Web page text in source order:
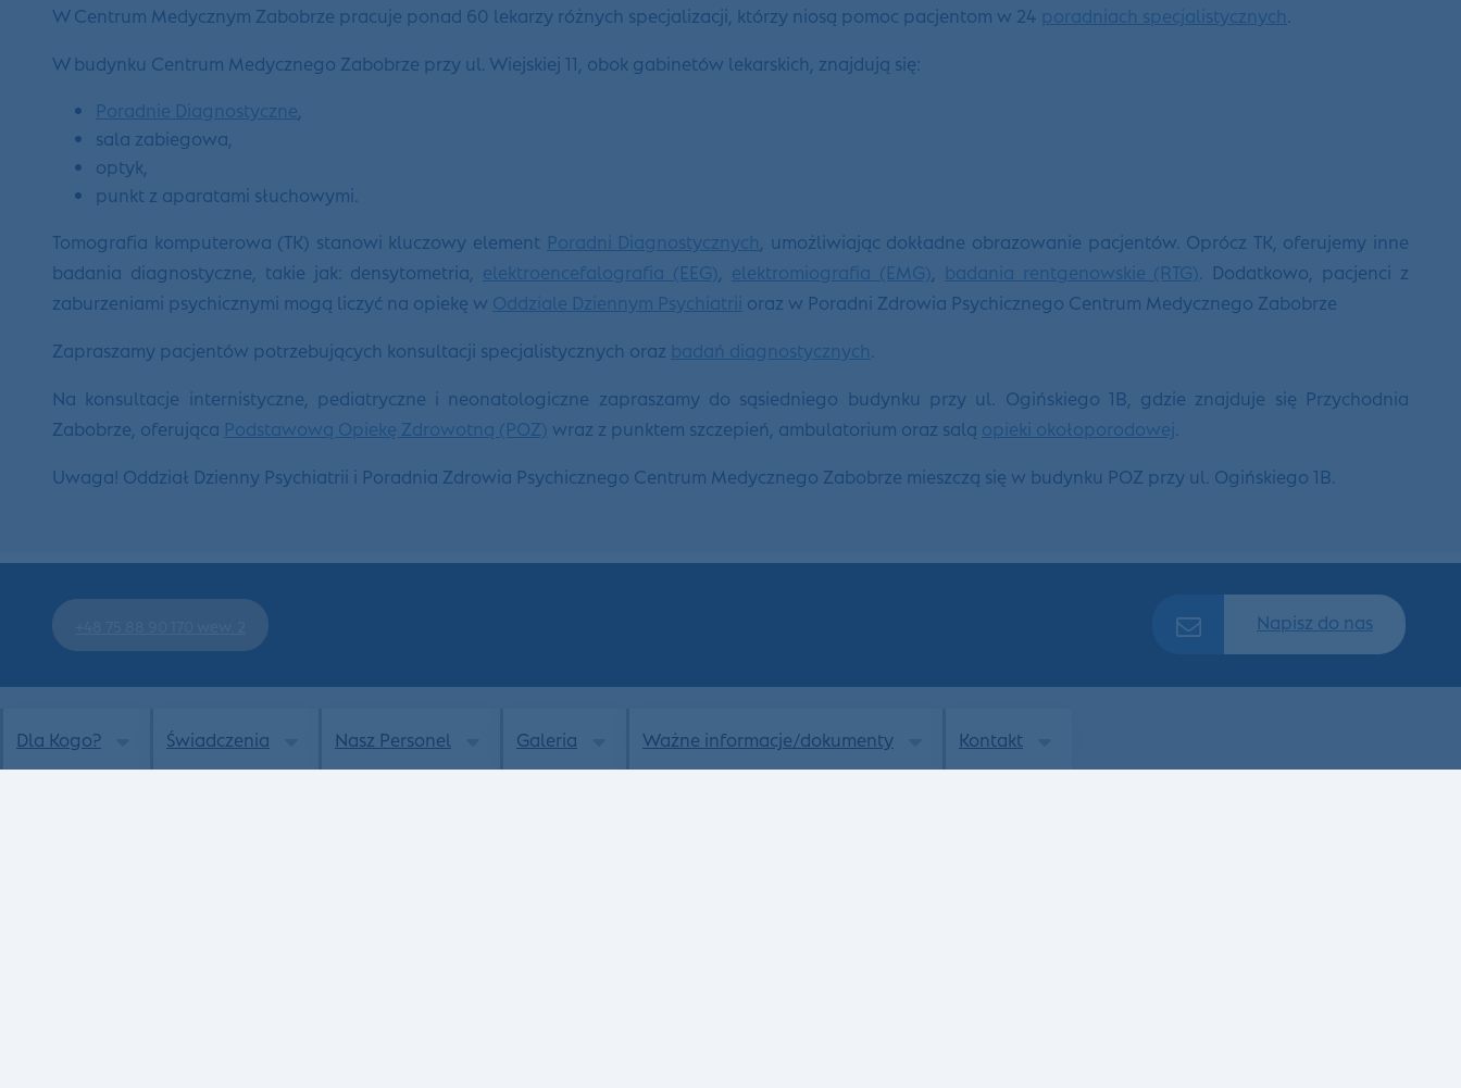
Dla Kogo? Świadczenia Nasz Personel Galeria Ważne informacje/dokumenty Kontakt
W Centrum Medycznym Zabobrze pracuje ponad 60 lekarzy różnych specjalizacji, którzy niosą pomoc pacjentom w 24 poradniach specjalistycznych.
W budynku Centrum Medycznego Zabobrze przy ul. Wiejskiej 11, obok gabinetów lekarskich, znajdują się:
Poradnie Diagnostyczne
sala zabiegowa,
optyk,
punkt z aparatami słuchowymi.
Tomografia komputerowa (TK) stanowi kluczowy element Poradni Diagnostycznych , umożliwiając dokładne obrazowanie pacjentów. Oprócz TK, oferujemy inne
badania diagnostyczne, takie jak: densytometria, elektroencefalografia (EEG) elektromiografia (EMG) badania rentgenowskie (RTG). Dodatkowo, pacjenci z
zaburzeniami psychicznymi mogą liczyć na opiekę w Oddziale Dziennym Psychiatrii oraz w Poradni Zdrowia Psychicznego Centrum Medycznego Zabobrze
Zapraszamy pacjentów potrzebujących konsultacji specjalistycznych oraz badań diagnostycznych.
Na konsultacje internistyczne, pediatryczne i neonatologiczne zapraszamy do sąsiedniego budynku przy ul. Ogińskiego 1B, gdzie znajduje się Przychodnia
Zabobrze, oferująca Podstawową Opiekę Zdrowotną (POZ) wraz z punktem szczepień, ambulatorium oraz salą opieki okołoporodowej.
Uwaga! Oddział Dzienny Psychiatrii i Poradnia Zdrowia Psychicznego Centrum Medycznego Zabobrze mieszczą się w budynku POZ przy ul. Ogińskiego 1B.
Napisz do nas